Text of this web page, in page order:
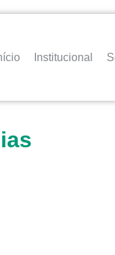
Institucional